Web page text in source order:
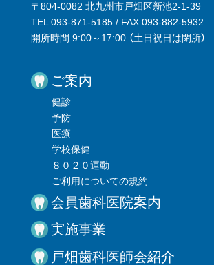
〒804-0082 北九州市戸畑区新池2-1-39
TEL 093-871-5185 / FAX 093-882-5932
開所時間 9:00～17:00 （土日祝日は閉所）
ご案内
健診
予防
医療
学校保健
８０２０運動
ご利用についての規約
会員歯科医院案内
実施事業
戸畑歯科医師会紹介